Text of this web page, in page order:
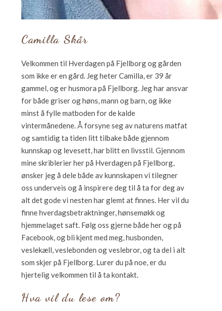
Camilla Skår
Velkommen til Hverdagen på Fjellborg og gården
som ikke er en gård. Jeg heter Camilla, er 39 år
gammel, og er husmora på Fjellborg. Jeg har ansvar
for både griser og høns, mann og barn, og ikke
minst å fylle matboden for de kalde
vintermånedene. Å forsyne seg av naturens matfat
og samtidig ta tiden litt tilbake både gjennom
kunnskap og levesett, har blitt en livsstil. Gjennom
mine skriblerier her på Hverdagen på Fjellborg,
ønsker jeg å dele både av kunnskapen vi tilegner
oss underveis og å inspirere deg til å ta for deg av
alt det gode vi nesten har glemt at finnes. Her vil du
finne hverdagsbetraktninger, hønsemøkk og
hjemmelaget saft. Følg oss gjerne både her og på
Facebook, og bli kjent med meg, husbonden,
veslekæll, veslebonden og veslebror, og ta del i alt
som skjer på Fjellborg. Lurer du på noe, er du
hjertelig velkommen til å ta kontakt.
Hva vil du lese om?